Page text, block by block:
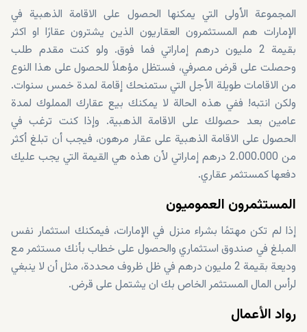
المجموعة الأولى التي يمكنها الحصول على الاقامة الذهبية في
الإمارات هم المستثمرون العقاريون الذين يشترون عقارًا او اكثر
بقيمة 2 مليون درهم إماراتي فما فوق. ولو كنت مقدم طلب
وحصلت على قرض مصرفي، فستظل مؤهلاً للحصول على هذا النوع
من الاقامات طويلة الأجل التي ستمنحك إقامة لمدة خمس سنوات.
ولكن انتبه! ففي هذه الحالة لا يمكنك بيع عقارك المملوك لمدة
عامين بعد حصولك على الاقامة الذهبية. وإذا كنت ترغب في
الحصول على الاقامة الذهبية على عقار مرهون، فيجب أن تبلغ أكثر
من 2.000.000 درهم إماراتي لأن هذه هي القيمة التي يجب عليك
دفعها كمستثمر عقاري.
المستثمرون العموميون
إذا لم تكن مهتمًا بشراء منزل في الإمارات، فيمكنك استثمار نفس
المبلغ في صندوق استثماري والحصول على خطاب بأنك مستثمر مع
وديعة بقيمة 2 مليون درهم في ظل ظروف محددة، مثل أن لا ينبغي
لرأس المال المستثمر الخاص بك ان يشتمل على قرض.
رواد الأعمال